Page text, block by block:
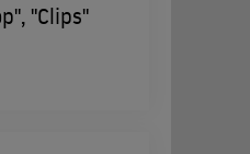
"Clips"